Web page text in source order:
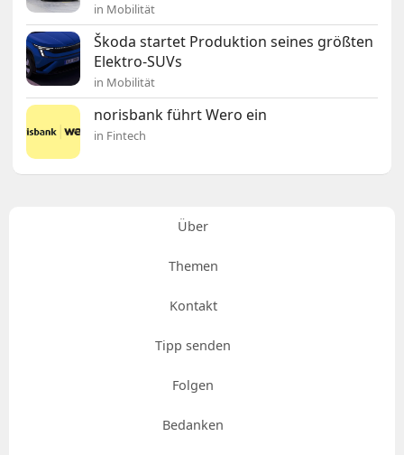
in Mobilität
Škoda startet Produktion seines größten
Elektro-SUVs
in Mobilität
norisbank führt Wero ein
in Fintech
Über
Themen
Kontakt
Tipp senden
Folgen
Bedanken